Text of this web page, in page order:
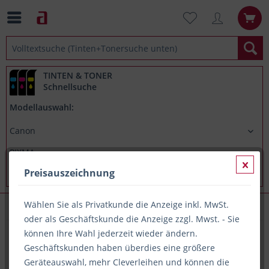
TINTEN & TONER
Schnellsuche
Modellauswahl:
Canon PIXMA MP560
Alle Artikel zu Canon PIXMA MP560
Preisauszeichnung
Wählen Sie als Privatkunde die Anzeige inkl. MwSt.
oder als Geschäftskunde die Anzeige zzgl. Mwst. - Sie
können Ihre Wahl jederzeit wieder ändern.
Geschäftskunden haben überdies eine größere
Geräteauswahl, mehr Cleverleihen und können die